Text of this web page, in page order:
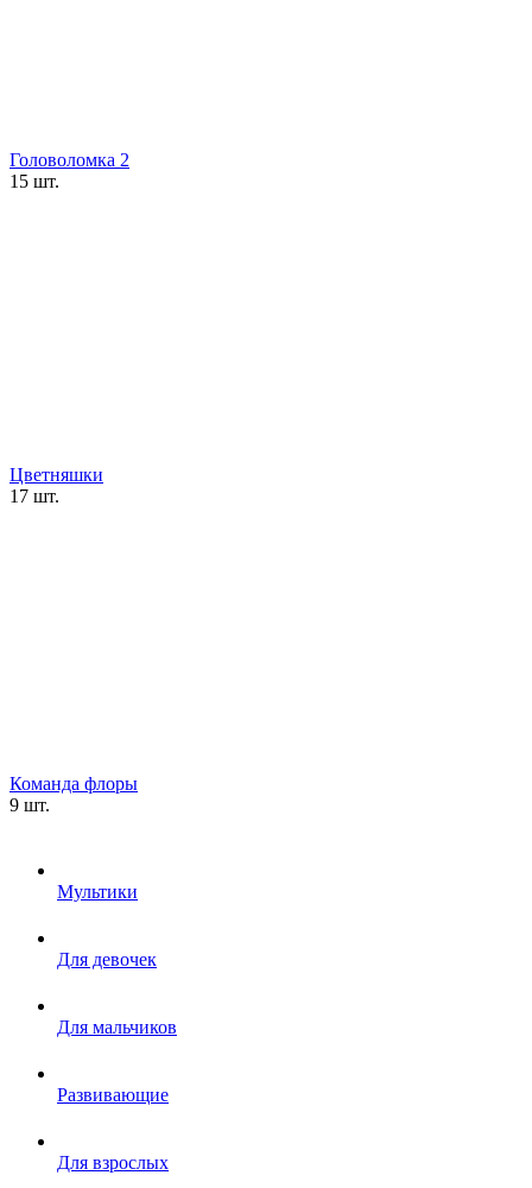
Головоломка 2
15 шт.
Цветняшки
17 шт.
Команда флоры
9 шт.
Мультики
Для девочек
Для мальчиков
Развивающие
Для взрослых